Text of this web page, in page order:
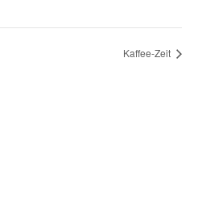
Kaffee-Zeit